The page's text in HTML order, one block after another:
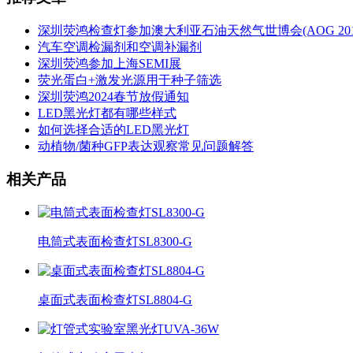
深圳荧鸿检查灯参加澳大利亚石油天然气世博会(AOG
汽车空调检漏剂和空调补漏剂
深圳荧鸿参加上海SEMI展
荧光蛋白+激发光源用于种子筛选
深圳荧鸿2024春节放假通知
LED黑光灯都有哪些样式
如何选择合适的LED黑光灯
动植物/菌种GFP表达观察常见问题解答
相关产品
电筒式表面检查灯SL8300-G
桌面式表面检查灯SL8804-G